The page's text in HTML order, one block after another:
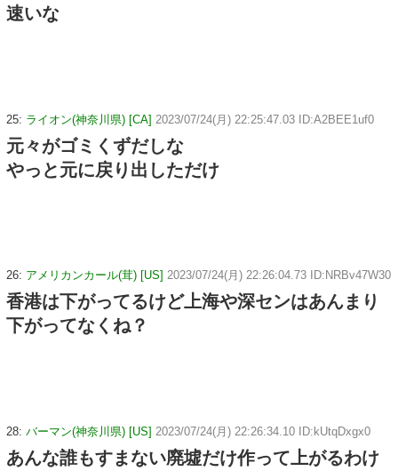
速いな
25: ライオン(神奈川県) [CA] 2023/07/24(月) 22:25:47.03 ID:A2BEE1uf0
元々がゴミくずだしな
やっと元に戻り出しただけ
26: アメリカンカール(茸) [US] 2023/07/24(月) 22:26:04.73 ID:NRBv47W30
香港は下がってるけど上海や深センはあんまり
下がってなくね？
28: バーマン(神奈川県) [US] 2023/07/24(月) 22:26:34.10 ID:kUtqDxgx0
あんな誰もすまない廃墟だけ作って上がるわけ